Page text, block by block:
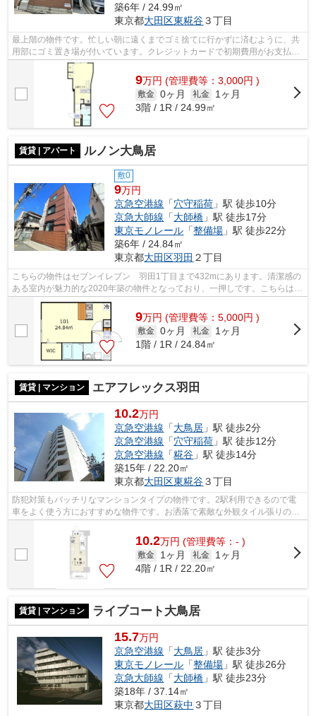
築6年 / 24.99㎡
東京都大田区東糀谷３丁目
最上階の物件です。忙しい朝に遠くまでゴミ捨てに行かずに済むように、共
用部にゴミ置き場が付いています。クレジットカードで初期費用がお支払い
いただけるので、決済の手間が軽減で...
9万円 (管理費等：3,000円 )
敷金 0ヶ月 礼金
1ヶ月
3階 / 1R / 24.99㎡
賃貸 | アパート ルノン大鳥居
敷0
9万円
京急空港線 「穴守稲荷 」駅 徒歩10分
京急大師線 「大師橋 」駅 徒歩17分
東京モノレール 「整備場 」駅 徒歩22分
築6年 / 24.84㎡
東京都大田区羽田 ２丁目
こちらの物件はセブンイレブン 羽田1丁目まで432mにあります。清潔感の
ある室内が魅力的な2020年築の物件となっており、一押しです。こちらは初
期費用をカードでお支払いいただける物...
9万円 (管理費等：5,000円 )
敷金 0ヶ月 礼金
1ヶ月
1階 / 1R / 24.84㎡
賃貸 | マンション エアフレックス羽田
10.2万円
京急空港線 「大鳥居 」駅 徒歩2分
京急空港線 「穴守稲荷 」駅 徒歩12分
京急空港線 「糀谷 」駅 徒歩14分
築15年 / 22.20㎡
東京都大田区東糀谷３丁目
防犯対策もバッチリなマンションタイプの物件です。2駅利用できるので電
車をよく使う方におすすめな物件です。お洒落で素敵な外観タイル張りのマ
10.2万円 (管理費等：- )
敷金 1ヶ月 礼金
1ヶ月
4階 / 1R / 22.20㎡
賃貸 | マンション ライブコート大鳥居
15.7万円
京急空港線 「大鳥居 」駅 徒歩3分
東京モノレール 「整備場 」駅 徒歩26分
京急大師線 「大師橋 」駅 徒歩23分
築18年 / 37.14㎡
東京都大田区萩中 ３丁目